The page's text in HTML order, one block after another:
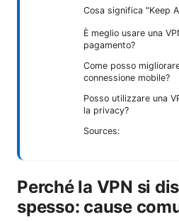
Cosa significa "Keep
È meglio usare una
pagamento?
Come posso
connessione mobile?
Posso utilizzare una
la privacy?
Sources:
Perché la VPN si
spesso: cause